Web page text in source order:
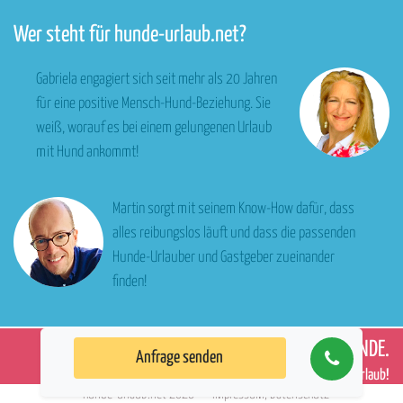
Anfrage senden
Wer steht für hunde-urlaub.net?
Gabriela engagiert sich seit mehr als 20 Jahren
für eine positive Mensch-Hund-Beziehung. Sie
weiß, worauf es bei einem gelungenen Urlaub
mit Hund ankommt!
Martin sorgt mit seinem Know-How dafür, dass
alles reibungslos läuft und dass die passenden
Hunde-Urlauber und Gastgeber zueinander
finden!
LIEBEN HUNDE.
Willkommen inDeinemHunde-Urlaub!
hunde-urlaub.net 2026 Impressum, Datenschutz